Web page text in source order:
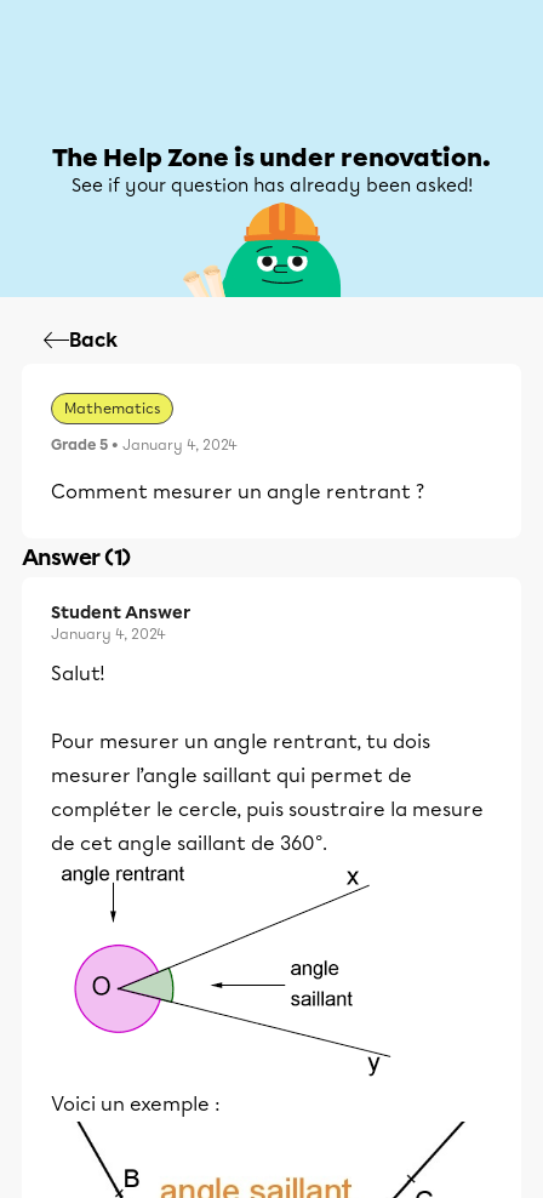
The Help Zone is under renovation.
See if your question has already been asked!
Back
Mathematics
Grade 5 • January 4, 2024
Comment mesurer un angle rentrant ?
Answer (1)
Student Answer
January 4, 2024
Salut!
Pour mesurer un angle rentrant, tu dois
mesurer l’angle saillant qui permet de
compléter le cercle, puis soustraire la mesure
de cet angle saillant de 360°.
Voici un exemple :